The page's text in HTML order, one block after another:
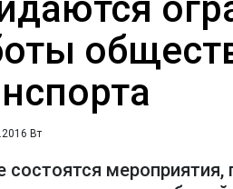
Вт
состоятся